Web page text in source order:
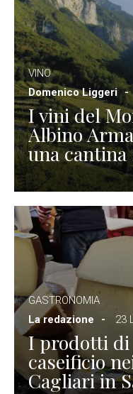
VINO
Domenico Liggeri
I vini del
Albino
una cantina
GASTRONOMIA
La redazione
23
I prodotti di
caseificio
Cagliari in